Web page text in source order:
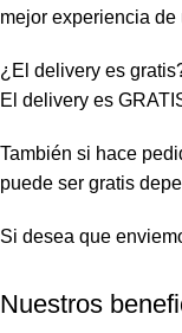
mejor experiencia de
¿El delivery es
El delivery es
También si hace
puede ser gratis
Si desea que
Nuestros